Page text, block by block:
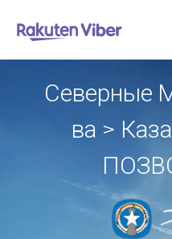
Северные
ва >